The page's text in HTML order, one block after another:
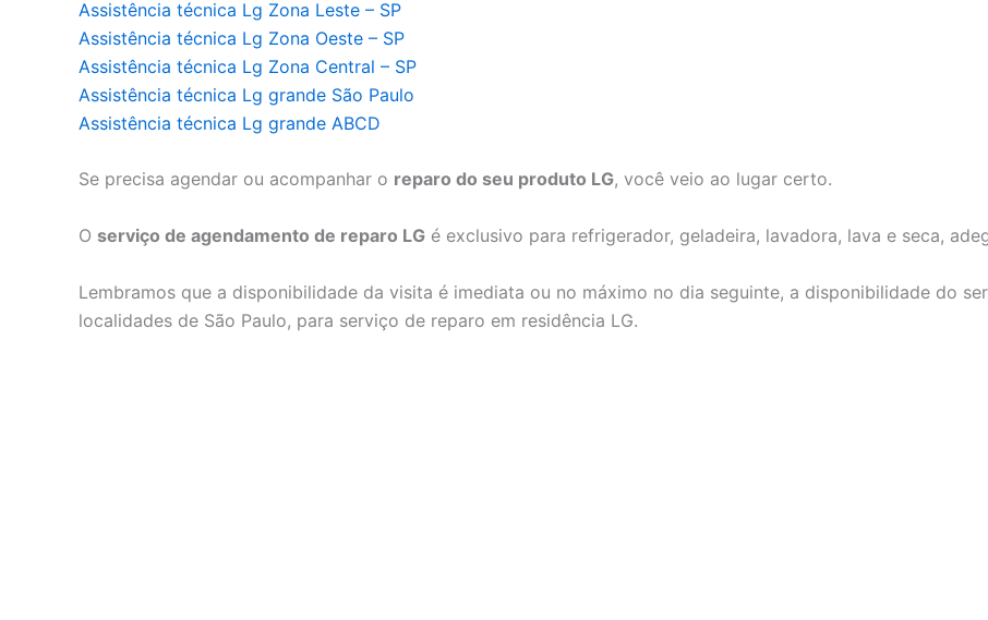
Assistência técnica Lg Zona Leste – SP
Assistência técnica Lg Zona Oeste – SP
Assistência técnica Lg Zona Central – SP
Assistência técnica Lg grande São Paulo
Assistência técnica Lg grande ABCD
Se precisa agendar ou acompanhar o reparo do seu produto LG, você veio ao lugar certo.
O serviço de agendamento de reparo LG é exclusivo para refrigerador, geladeira, lavadora, lava e seca,
Lembramos que a disponibilidade da visita é imediata ou no máximo no dia seguinte, a disponibilidade do
localidades de São Paulo, para serviço de reparo em residência LG.